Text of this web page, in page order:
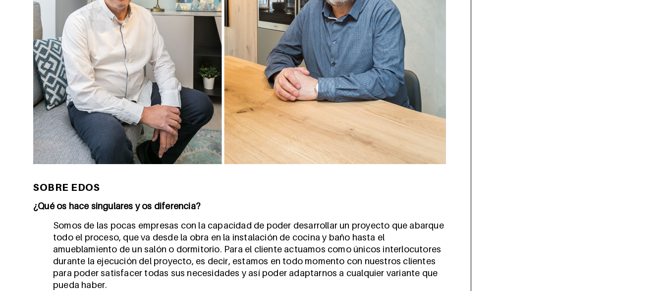
SOBRE EDOS
¿Qué os hace singulares y os diferencia?
Somos de las pocas empresas con la capacidad de poder desarrollar un proyecto que abarque
todo el proceso, que va desde la obra en la instalación de cocina y baño hasta el
amueblamiento de un salón o dormitorio. Para el cliente actuamos como únicos interlocutores
durante la ejecución del proyecto, es decir, estamos en todo momento con nuestros clientes
para poder satisfacer todas sus necesidades y así poder adaptarnos a cualquier variante que
pueda haber.